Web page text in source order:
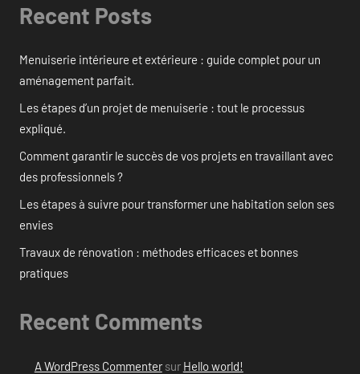
Recent Posts
Menuiserie intérieure et extérieure : guide complet pour un
aménagement parfait.
Les étapes d’un projet de menuiserie : tout le processus
expliqué.
Comment garantir le succès de vos projets en travaillant avec
des professionnels ?
Les étapes à suivre pour transformer une habitation selon ses
envies
Travaux de rénovation : méthodes efficaces et bonnes
pratiques
Recent Comments
A WordPress Commentersur Hello world!